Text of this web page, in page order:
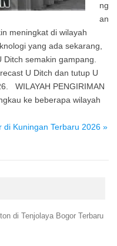
ng
an
meningkat di wilayah
yang ada sekarang,
semakin gampang.
U Ditch dan tutup U
WILAYAH PENGIRIMAN
ke beberapa wilayah
di Kuningan Terbaru 2026 »
di Tenjolaya Bogor Terbaru